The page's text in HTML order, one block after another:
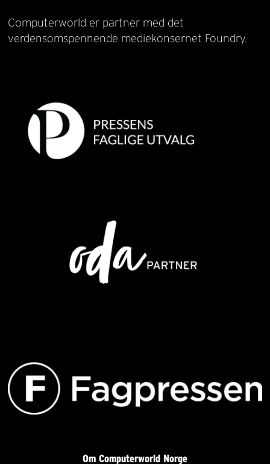
Computerworld er partner med det
verdensomspennende mediekonsernet Foundry.
Om Computerworld Norge